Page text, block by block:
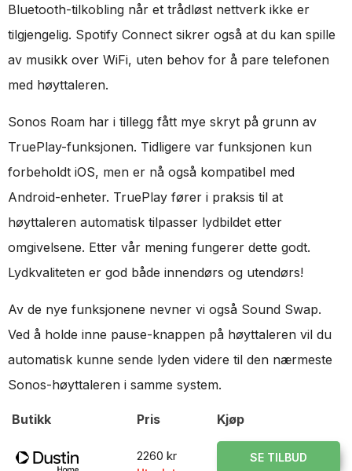
Bluetooth-tilkobling når et trådløst nettverk ikke er
tilgjengelig. Spotify Connect sikrer også at du kan spille
av musikk over WiFi, uten behov for å pare telefonen
med høyttaleren.
Sonos Roam har i tillegg fått mye skryt på grunn av
TruePlay-funksjonen. Tidligere var funksjonen kun
forbeholdt iOS, men er nå også kompatibel med
Android-enheter. TruePlay fører i praksis til at
høyttaleren automatisk tilpasser lydbildet etter
omgivelsene. Etter vår mening fungerer dette godt.
Lydkvaliteten er god både innendørs og utendørs!
Av de nye funksjonene nevner vi også Sound Swap.
Ved å holde inne pause-knappen på høyttaleren vil du
automatisk kunne sende lyden videre til den nærmeste
Sonos-høyttaleren i samme system.
Butikk Pris Kjøp
2260 kr SE TILBUD